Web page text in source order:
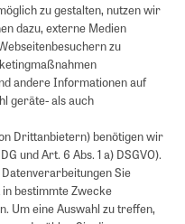
zu gestalten, nutzen wir
dazu, externe Medien
zu
andere Informationen auf
geräte- als auch
Drittanbietern) benötigen wir
und Art. 6 Abs. 1 a) DSGVO).
Sie
bestimmte Zwecke
Um eine Auswahl zu treffen,